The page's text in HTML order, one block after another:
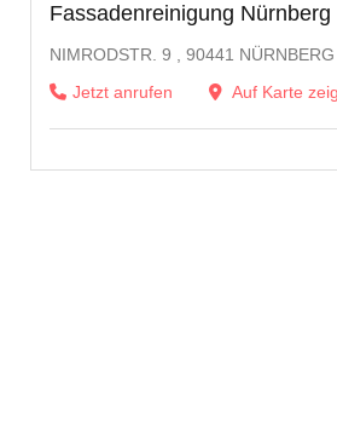
Fassadenreinigung Nürnberg
NIMRODSTR. 9 , 90441 NÜRNBERG
Jetzt anrufen
Auf Karte